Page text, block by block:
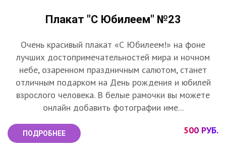
Плакат "С Юбилеем" №23
Очень красивый плакат «С Юбилеем!» на фоне
лучших достопримечательностей мира и ночном
небе, озаренном праздничным салютом, станет
отличным подарком на День рождения и юбилей
взрослого человека. В белые рамочки вы можете
онлайн добавить фотографии име...
ПОДРОБНЕЕ 500 РУБ.